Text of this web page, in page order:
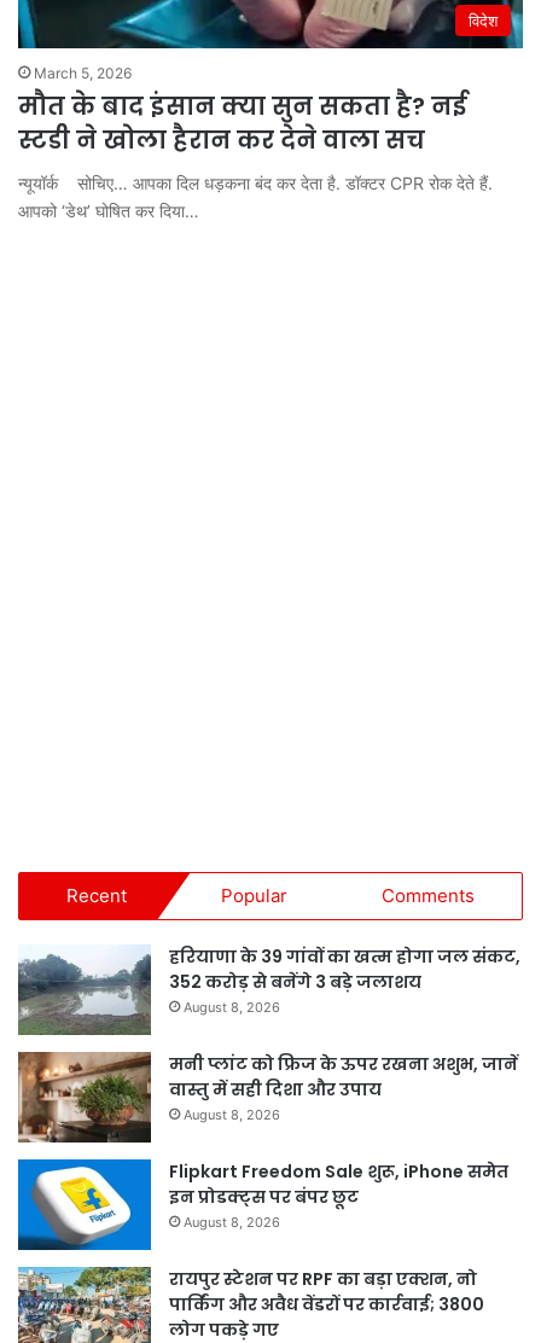
विदेश
March 5, 2026
मौत के बाद इंसान क्या सुन सकता है? नई
स्टडी ने खोला हैरान कर देने वाला सच
न्यूयॉर्क सोचिए… आपका दिल धड़कना बंद कर देता है. डॉक्टर CPR रोक देते हैं.
आपको ‘डेथ’ घोषित कर दिया…
Recent Popular Comments
हरियाणा के 39 गांवों का खत्म होगा जल संकट,
352 करोड़ से बनेंगे 3 बड़े जलाशय
August 8, 2026
मनी प्लांट को फ्रिज के ऊपर रखना अशुभ, जानें
वास्तु में सही दिशा और उपाय
August 8, 2026
Flipkart Freedom Sale शुरू, iPhone समेत
इन प्रोडक्ट्स पर बंपर छूट
August 8, 2026
रायपुर स्टेशन पर RPF का बड़ा एक्शन, नो
पार्किंग और अवैध वेंडरों पर कार्रवाई; 3800
लोग पकड़े गए